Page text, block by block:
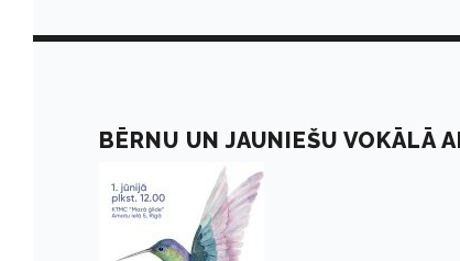
j
BĒRNU UN JAUNIEŠU VOKĀLĀ